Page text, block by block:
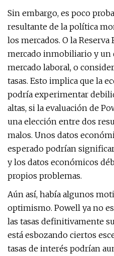
Sin embargo, es poco
resultante de la política
los mercados. O la
mercado inmobiliario y
mercado laboral, o
tasas. Esto implica que la
podría experimentar
altas, si la evaluación de
una elección entre dos
malos. Unos datos
esperado podrían
y los datos económicos
propios problemas.
Aún así, había algunos
optimismo. Powell ya no
las tasas definitivamente
está esbozando ciertos
tasas de interés podrían